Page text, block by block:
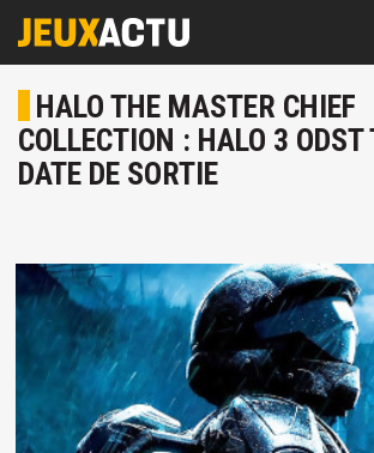
HALO THE MASTER CHIEF
COLLECTION : HALO 3
DATE DE SORTIE